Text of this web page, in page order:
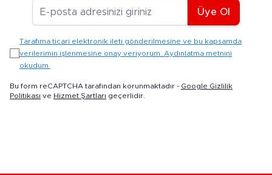
E-posta Adresiniz
Üye Ol
Tarafıma ticari elektronik ileti gönderilmesine ve bu kapsamda
verilerimin işlenmesine onay veriyorum. Aydınlatma metnini
okudum.
Bu form reCAPTCHA tarafından korunmaktadır - Google Gizlilik
Politikası ve Hizmet Şartları geçerlidir.